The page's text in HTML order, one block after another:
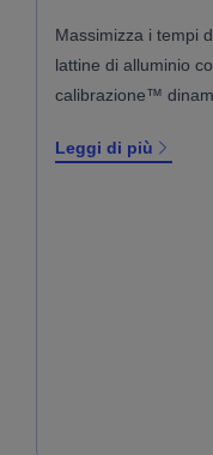
Massimizza i tempi
lattine di alluminio
calibrazione™
Leggi di più